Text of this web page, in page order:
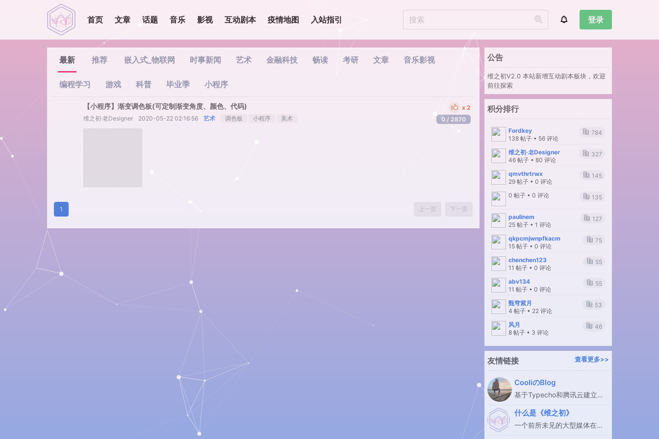
首页 文章 话题 音乐 影视 互动剧本 疫情地图 入站指引 登录
最新 推荐 嵌入式_物联网 时事新闻 艺术 金融科技 畅读 考研 文章 音乐影视
编程学习 游戏 科普 毕业季 小程序
【小程序】渐变调色板(可定制渐变角度、颜色、代码)
维之初·老Designer 2020-05-22 02:16:56 艺术 调色板 小程序 美术
2
0 / 2870
上一页 下一页
1
公告
维之初V2.0 本站新增互动剧本板块，欢迎
前往探索
积分排行
Fordkey
138 帖子 • 56 评论
784
维之初·老Designer
46 帖子 • 80 评论
327
qmvthrtrwx
29 帖子 • 0 评论
145
0 帖子 • 0 评论 135
paulinem
25 帖子 • 1 评论
127
qkpcmjwnpfkacm
15 帖子 • 0 评论
75
chenchen123
11 帖子 • 0 评论
55
abv134
11 帖子 • 0 评论
55
甄穹紫月
4 帖子 • 22 评论
53
风月
8 帖子 • 3 评论
46
友情链接 查看更多>>
CooliのBlog
基于Typecho和腾讯云建立的
什么是《维之初》
一个前所未见的大型媒体在线